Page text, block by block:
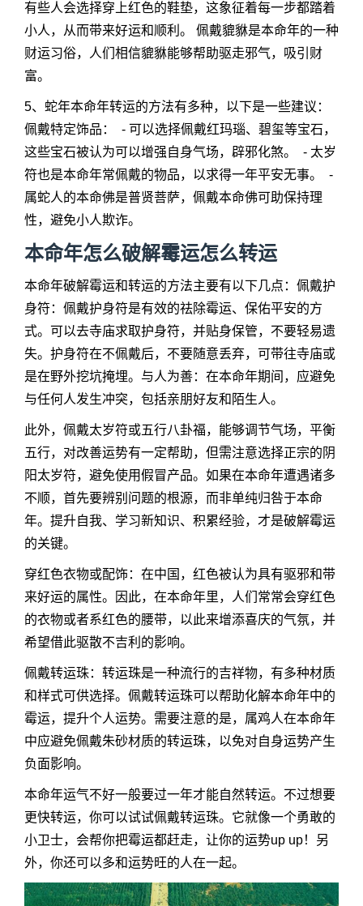
有些人会选择穿上红色的鞋垫，这象征着每一步都踏着
小人，从而带来好运和顺利。 佩戴貔貅是本命年的一种
财运习俗，人们相信貔貅能够帮助驱走邪气，吸引财
富。
5、蛇年本命年转运的方法有多种，以下是一些建议：
佩戴特定饰品： - 可以选择佩戴红玛瑙、碧玺等宝石，
这些宝石被认为可以增强自身气场，辟邪化煞。 - 太岁
符也是本命年常佩戴的物品，以求得一年平安无事。 -
属蛇人的本命佛是普贤菩萨，佩戴本命佛可助保持理
性，避免小人欺诈。
本命年怎么破解霉运怎么转运
本命年破解霉运和转运的方法主要有以下几点：佩戴护
身符：佩戴护身符是有效的祛除霉运、保佑平安的方
式。可以去寺庙求取护身符，并贴身保管，不要轻易遗
失。护身符在不佩戴后，不要随意丢弃，可带往寺庙或
是在野外挖坑掩埋。与人为善：在本命年期间，应避免
与任何人发生冲突，包括亲朋好友和陌生人。
此外，佩戴太岁符或五行八卦福，能够调节气场，平衡
五行，对改善运势有一定帮助，但需注意选择正宗的阴
阳太岁符，避免使用假冒产品。如果在本命年遭遇诸多
不顺，首先要辨别问题的根源，而非单纯归咎于本命
年。提升自我、学习新知识、积累经验，才是破解霉运
的关键。
穿红色衣物或配饰：在中国，红色被认为具有驱邪和带
来好运的属性。因此，在本命年里，人们常常会穿红色
的衣物或者系红色的腰带，以此来增添喜庆的气氛，并
希望借此驱散不吉利的影响。
佩戴转运珠：转运珠是一种流行的吉祥物，有多种材质
和样式可供选择。佩戴转运珠可以帮助化解本命年中的
霉运，提升个人运势。需要注意的是，属鸡人在本命年
中应避免佩戴朱砂材质的转运珠，以免对自身运势产生
负面影响。
本命年运气不好一般要过一年才能自然转运。不过想要
更快转运，你可以试试佩戴转运珠。它就像一个勇敢的
小卫士，会帮你把霉运都赶走，让你的运势up up！另
外，你还可以多和运势旺的人在一起。